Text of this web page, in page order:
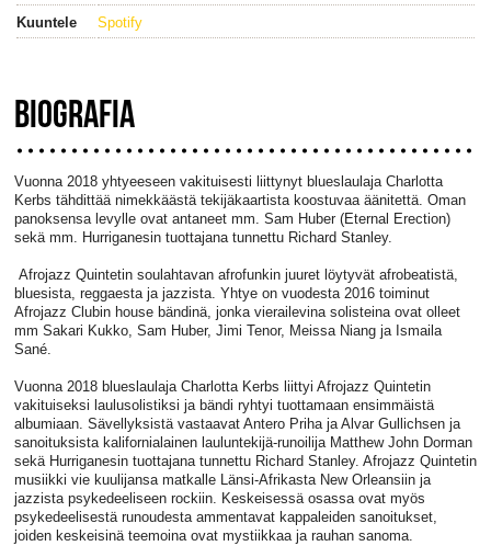
Kuuntele
Spotify
BIOGRAFIA
Vuonna 2018 yhtyeeseen vakituisesti liittynyt blueslaulaja Charlotta
Kerbs tähdittää nimekkäästä tekijäkaartista koostuvaa äänitettä. Oman
panoksensa levylle ovat antaneet mm. Sam Huber (Eternal Erection)
sekä mm. Hurriganesin tuottajana tunnettu Richard Stanley.
Afrojazz Quintetin soulahtavan afrofunkin juuret löytyvät afrobeatistä,
bluesista, reggaesta ja jazzista. Yhtye on vuodesta 2016 toiminut
Afrojazz Clubin house bändinä, jonka vierailevina solisteina ovat olleet
mm Sakari Kukko, Sam Huber, Jimi Tenor, Meissa Niang ja Ismaila
Sané.
Vuonna 2018 blueslaulaja Charlotta Kerbs liittyi Afrojazz Quintetin
vakituiseksi laulusolistiksi ja bändi ryhtyi tuottamaan ensimmäistä
albumiaan. Sävellyksistä vastaavat Antero Priha ja Alvar Gullichsen ja
sanoituksista kalifornialainen lauluntekijä-runoilija Matthew John Dorman
sekä Hurriganesin tuottajana tunnettu Richard Stanley. Afrojazz Quintetin
musiikki vie kuulijansa matkalle Länsi-Afrikasta New Orleansiin ja
jazzista psykedeeliseen rockiin. Keskeisessä osassa ovat myös
psykedeelisestä runoudesta ammentavat kappaleiden sanoitukset,
joiden keskeisinä teemoina ovat mystiikkaa ja rauhan sanoma.